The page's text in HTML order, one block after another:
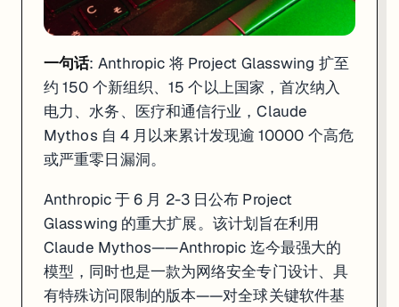
一句话: Anthropic 将 Project Glasswing 扩至
约 150 个新组织、15 个以上国家，首次纳入
电力、水务、医疗和通信行业，Claude
Mythos 自 4 月以来累计发现逾 10000 个高危
或严重零日漏洞。
Anthropic 于 6 月 2-3 日公布 Project
Glasswing 的重大扩展。该计划旨在利用
Claude Mythos——Anthropic 迄今最强大的
模型，同时也是一款为网络安全专门设计、具
有特殊访问限制的版本——对全球关键软件基